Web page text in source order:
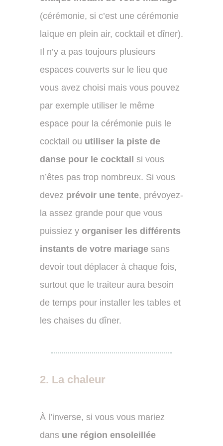
(cérémonie, si c’est une cérémonie
laïque en plein air, cocktail et dîner).
Il n’y a pas toujours plusieurs
espaces couverts sur le lieu que
vous avez choisi mais vous pouvez
par exemple utiliser le même
espace pour la cérémonie puis le
cocktail ou utiliser la piste de
danse pour le cocktail si vous
n’êtes pas trop nombreux. Si vous
devez prévoir une tente, prévoyez-
la assez grande pour que vous
puissiez y organiser les différents
instants de votre mariage sans
devoir tout déplacer à chaque fois,
surtout que le traiteur aura besoin
de temps pour installer les tables et
les chaises du dîner.
2. La chaleur
À l’inverse, si vous vous mariez
dans une région ensoleillée